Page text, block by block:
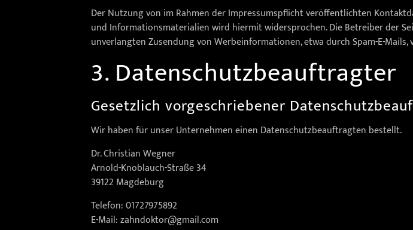
Der Nutzung von im Rahmen der Impressumspflicht veröffentlichten
und Informationsmaterialien wird hiermit widersprochen. Die Betreiber der
unverlangten Zusendung von Werbeinformationen, etwa durch Spam-E-Mails,
3. Datenschutzbeauftragter
Gesetzlich vorgeschriebener
Wir haben für unser Unternehmen einen Datenschutzbeauftragten bestellt.
Dr. Christian Wegner
Arnold-Knoblauch-Straße 34
39122 Magdeburg
Telefon: 01727975892
E-Mail: zahndoktor@gmail.com